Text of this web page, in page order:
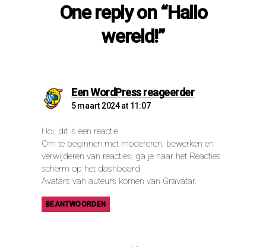
One reply on “Hallo
wereld!”
Een WordPress reageerdersays:
5 maart 2024 at 11:07
Hoi, dit is een reactie.
Om te beginnen met modereren, bewerken en
verwijderen van reacties, ga je naar het Reacties
scherm op het dashboard.
Avatars van auteurs komen van Gravatar.
BEANTWOORDEN